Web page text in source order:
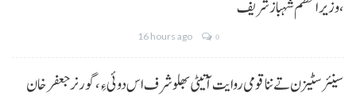
،وزیراعظم شہباز شریف
16 hours ago 0
سینئر سٹیزن تے ننا قومی روایت آتیٹی بھلو شرف اس دوئی ءِ،گورنر جعفرخان